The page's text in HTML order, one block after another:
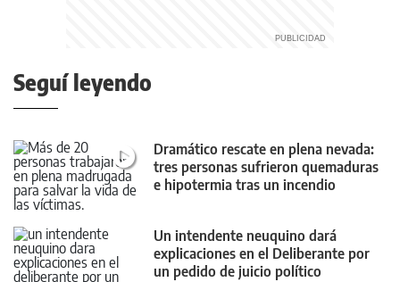
Seguí leyendo
Dramático rescate en plena nevada:
tres personas sufrieron quemaduras
e hipotermia tras un incendio
Un intendente neuquino dará
explicaciones en el Deliberante por
un pedido de juicio político